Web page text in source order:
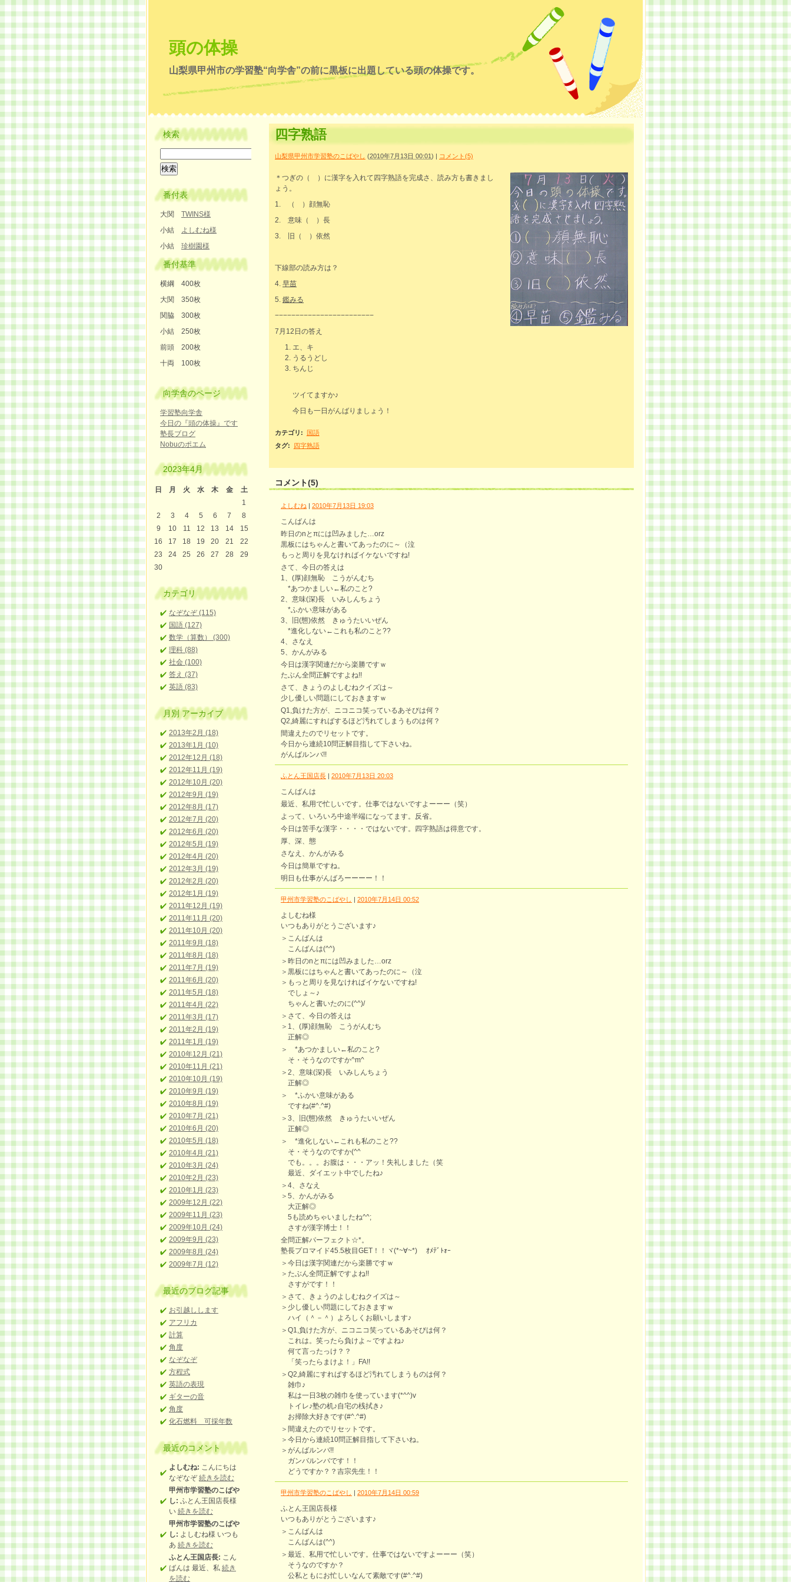
頭の体操
山梨県甲州市の学習塾“向学舎”の前に黒板に出題している頭の体操です。
四字熟語
山梨県甲州市学習塾のこばやし (2010年7月13日 00:01) | コメント(5)
＊つぎの（ ）に漢字を入れて四字熟語を完成さ、読み方も書きまし
ょう。
1. （ ）顔無恥
2. 意味（ ）長
3. 旧（ ）依然
下線部の読み方は？
4. 早苗
5. 鑑みる
−−−−−−−−−−−−−−−−−−−−−−−−
7月12日の答え
エ、キ
うるうどし
ちんじ
ツイてますか♪
今日も一日がんばりましょう！
カテゴリ :
国語
タグ: 四字熟語
コメント(5)
よしむね | 2010年7月13日 19:03
こんばんは
昨日のnとπには凹みました…orz
黒板にはちゃんと書いてあったのに～（泣
もっと周りを見なければイケないですね!
さて、今日の答えは
1、(厚)顔無恥 こうがんむち
*あつかましい←私のこと?
2、意味(深)長 いみしんちょう
*ふかい意味がある
3、旧(態)依然 きゅうたいいぜん
*進化しない←これも私のこと??
4、さなえ
5、かんがみる
今日は漢字関連だから楽勝ですｗ
たぶん全問正解ですよね!!
さて、きょうのよしむねクイズは～
少し優しい問題にしておきますｗ
Q1,負けた方が、ニコニコ笑っているあそびは何？
Q2,綺麗にすればするほど汚れてしまうものは何？
間違えたのでリセットです。
今日から連続10問正解目指して下さいね。
がんばルンバ!!
ふとん王国店長 | 2010年7月13日 20:03
こんばんは
最近、私用で忙しいです。仕事ではないですよーーー（笑）
よって、いろいろ中途半端になってます。反省。
今日は苦手な漢字・・・・ではないです。四字熟語は得意です。
厚、深、態
さなえ、かんがみる
今日は簡単ですね。
明日も仕事がんばろーーーー！！
甲州市学習塾のこばやし | 2010年7月14日 00:52
よしむね様
いつもありがとうございます♪
＞こんばんは
こんばんは(^^)
＞昨日のnとπには凹みました…orz
＞黒板にはちゃんと書いてあったのに～（泣
＞もっと周りを見なければイケないですね!
でしょ～♪
ちゃんと書いたのに(^^)/
＞さて、今日の答えは
＞1、(厚)顔無恥 こうがんむち
正解◎
＞ *あつかましい←私のこと?
そ・そうなのですか^m^
＞2、意味(深)長 いみしんちょう
正解◎
＞ *ふかい意味がある
ですね(#^.^#)
＞3、旧(態)依然 きゅうたいいぜん
正解◎
＞ *進化しない←これも私のこと??
そ・そうなのですか(^^ゞ
でも。。。お腹は・・・アッ！失礼しました（笑
最近、ダイエット中でしたね♪
＞4、さなえ
＞5、かんがみる
大正解◎
5も読めちゃいましたね^^;
さすが漢字博士！！
全問正解パーフェクト☆*。
塾長プロマイド45.5枚目GET！！ヾ(*~∀~*)ゞ ｵﾒﾃﾞﾄｫｰ
＞今日は漢字関連だから楽勝ですｗ
＞たぶん全問正解ですよね!!
さすがです！！
＞さて、きょうのよしむねクイズは～
＞少し優しい問題にしておきますｗ
ハイ（＾－＾）よろしくお願いします♪
＞Q1,負けた方が、ニコニコ笑っているあそびは何？
これは。笑ったら負けよ～ですよね♪
何て言ったっけ？？
「笑ったらまけよ！」FA!!
＞Q2,綺麗にすればするほど汚れてしまうものは何？
雑巾♪
私は一日3枚の雑巾を使っています(*^^)v
トイレ♪塾の机♪自宅の桟拭き♪
お掃除大好きです(#^.^#)
＞間違えたのでリセットです。
＞今日から連続10問正解目指して下さいね。
＞がんばルンバ!!
ガンバルンバです！！
どうですか？？吉宗先生！！
甲州市学習塾のこばやし | 2010年7月14日 00:59
ふとん王国店長様
いつもありがとうございます♪
＞こんばんは
こんばんは(^^)
＞最近、私用で忙しいです。仕事ではないですよーーー（笑）
そうなのですか？
公私ともにお忙しいなんて素敵です(#^.^#)
検索
番付表
大関 TWINS様
小結 よしむね様
小結 珍樹園様
番付基準
横綱 400枚
大関 350枚
関脇 300枚
小結 250枚
前頭 200枚
十両 100枚
向学舎のページ
学習塾向学舎
今日の『頭の体操』です
塾長ブログ
Nobuのポエム
2023年4月
日 月 火 水 木 金
土
1
2
3 4 5 6 7
8
9
10 11 12 13 14
15
16
17 18 19 20 21
22
23
24 25 26 27 28
29
30
カテゴリ
なぞなぞ (115)
国語 (127)
数学（算数） (300)
理科 (88)
社会 (100)
答え (37)
英語 (83)
月別アーカイブ
2013年2月 (18)
2013年1月 (10)
2012年12月 (18)
2012年11月 (19)
2012年10月 (20)
2012年9月 (19)
2012年8月 (17)
2012年7月 (20)
2012年6月 (20)
2012年5月 (19)
2012年4月 (20)
2012年3月 (19)
2012年2月 (20)
2012年1月 (19)
2011年12月 (19)
2011年11月 (20)
2011年10月 (20)
2011年9月 (18)
2011年8月 (18)
2011年7月 (19)
2011年6月 (20)
2011年5月 (18)
2011年4月 (22)
2011年3月 (17)
2011年2月 (19)
2011年1月 (19)
2010年12月 (21)
2010年11月 (21)
2010年10月 (19)
2010年9月 (19)
2010年8月 (19)
2010年7月 (21)
2010年6月 (20)
2010年5月 (18)
2010年4月 (21)
2010年3月 (24)
2010年2月 (23)
2010年1月 (23)
2009年12月 (22)
2009年11月 (23)
2009年10月 (24)
2009年9月 (23)
2009年8月 (24)
2009年7月 (12)
最近のブログ記事
お引越しします
アフリカ
計算
角度
なぞなぞ
方程式
英語の表現
ギターの音
角度
化石燃料 可採年数
最近のコメント
よしむね: こんにちは
なぞなぞ続きを読む
甲州市学習塾のこばや
し: ふとん王国店長様
い 続きを読む
甲州市学習塾のこばや
し: よしむね様 いつも
あ 続きを読む
ふとん王国店長: こん
ばんは 最近、私 続き
を読む